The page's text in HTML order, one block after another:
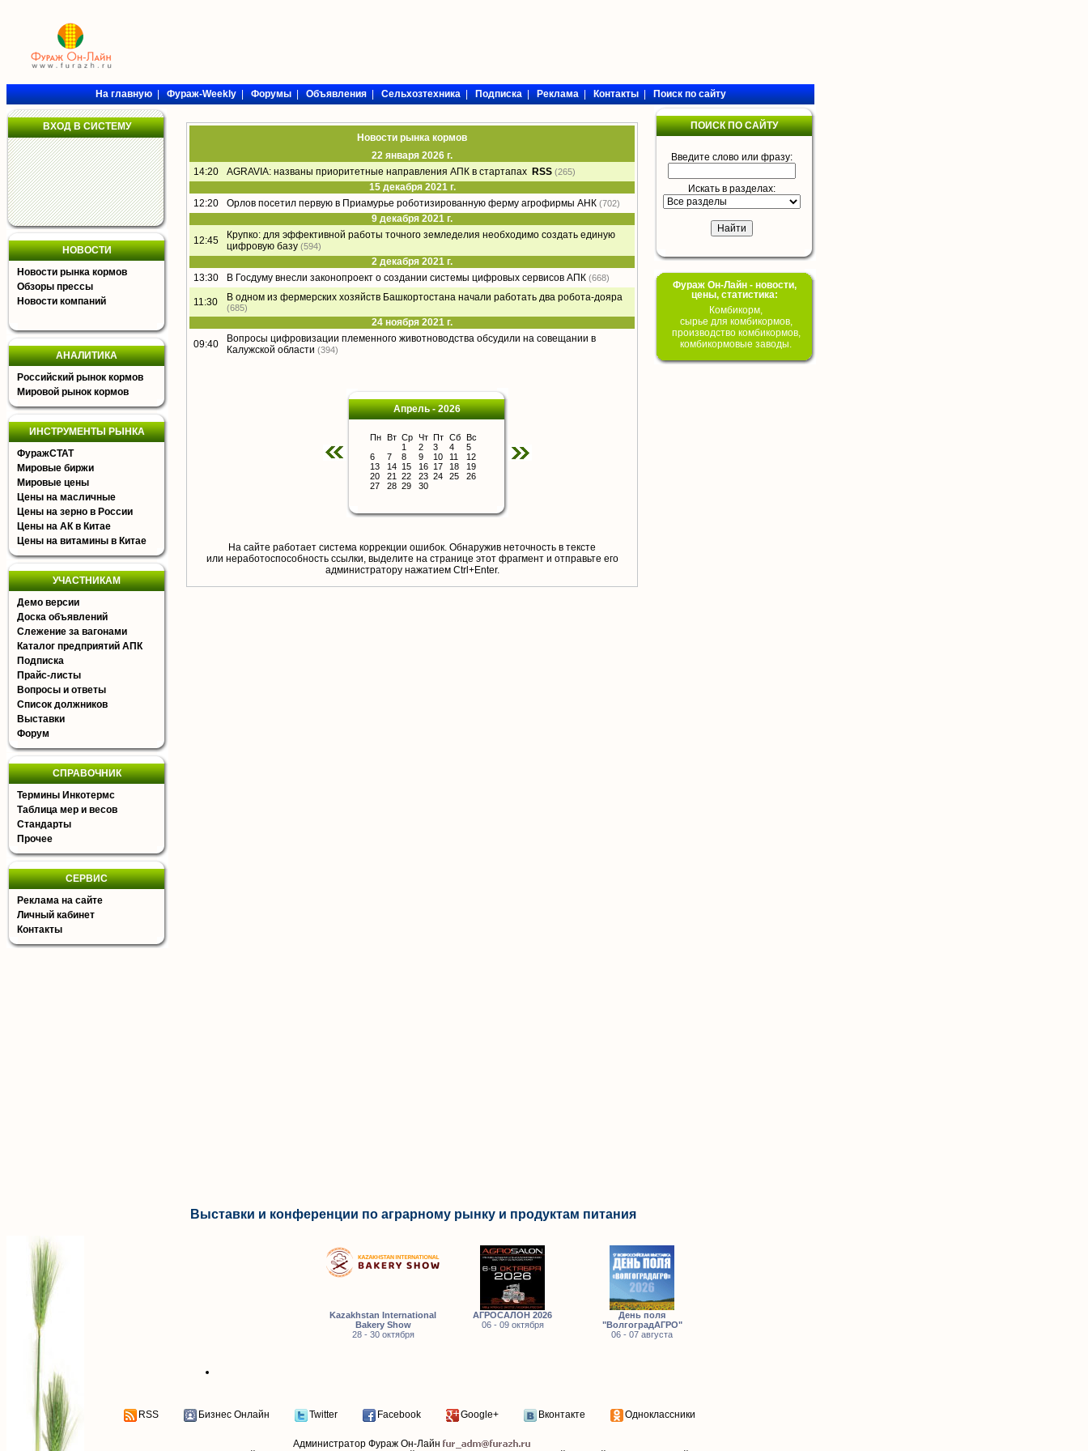
На главную|Фураж-Weekly|Форумы|Объявления|Сельхозтехника|Подписка|Реклама|Контакты|Поиск по сайту
ВХОД В СИСТЕМУ
НОВОСТИ
Новости рынка кормов
Обзоры прессы
Новости компаний
АНАЛИТИКА
Российский рынок кормов
Мировой рынок кормов
ИНСТРУМЕНТЫ РЫНКА
ФуражСТАТ
Мировые биржи
Мировые цены
Цены на масличные
Цены на зерно в России
Цены на АК в Китае
Цены на витамины в Китае
УЧАСТНИКАМ
Демо версии
Доска объявлений
Слежение за вагонами
Каталог предприятий АПК
Подписка
Прайс-листы
Вопросы и ответы
Список должников
Выставки
Форум
СПРАВОЧНИК
Термины Инкотермс
Таблица мер и весов
Стандарты
Прочее
СЕРВИС
Реклама на сайте
Личный кабинет
Контакты
Новости рынка кормов
22 января 2026 г.
14:20
AGRAVIA: названы приоритетные направления АПК в стартапах RSS (265)
15 декабря 2021 г.
12:20
Орлов посетил первую в Приамурье роботизированную ферму агрофирмы АНК (702)
9 декабря 2021 г.
12:45
Крупко: для эффективной работы точного земледелия необходимо создать единую
цифровую базу (594)
2 декабря 2021 г.
13:30
В Госдуму внесли законопроект о создании системы цифровых сервисов АПК (668)
11:30 В одном из фермерских хозяйств Башкортостана начали работать два робота-дояра
(685)
24 ноября 2021 г.
09:40
Вопросы цифровизации племенного животноводства обсудили на совещании в
Калужской области (394)
Апрель - 2026
Пн Вт Ср Чт Пт Сб Вс
1
2 3 4
5
6
7 8 9 10 11
12
13
14 15 16 17 18
19
20
21 22 23 24 25
26
27
28 29 30
На сайте работает система коррекции ошибок. Обнаружив неточность в тексте
или неработоспособность ссылки, выделите на странице этот фрагмент и отправьте его
aдминистратору нажатием Ctrl+Enter.
ПОИСК ПО САЙТУ
Введите слово или фразу:
Искать в разделах:
Фураж Он-Лайн - новости,
цены, статистика:
Комбикорм,
сырье для комбикормов,
производство комбикормов,
комбикормовые заводы.
Выставки и конференции по аграрному рынку и продуктам питания
Kazakhstan International
Bakery Show
28 - 30 октября
АГРОСАЛОН 2026
06 - 09 октября
День поля
"ВолгоградАГРО"
06 - 07 августа
RSS Бизнес Онлайн Twitter Facebook Google+ Вконтакте Одноклассники
Администратор Фураж Он-Лайн